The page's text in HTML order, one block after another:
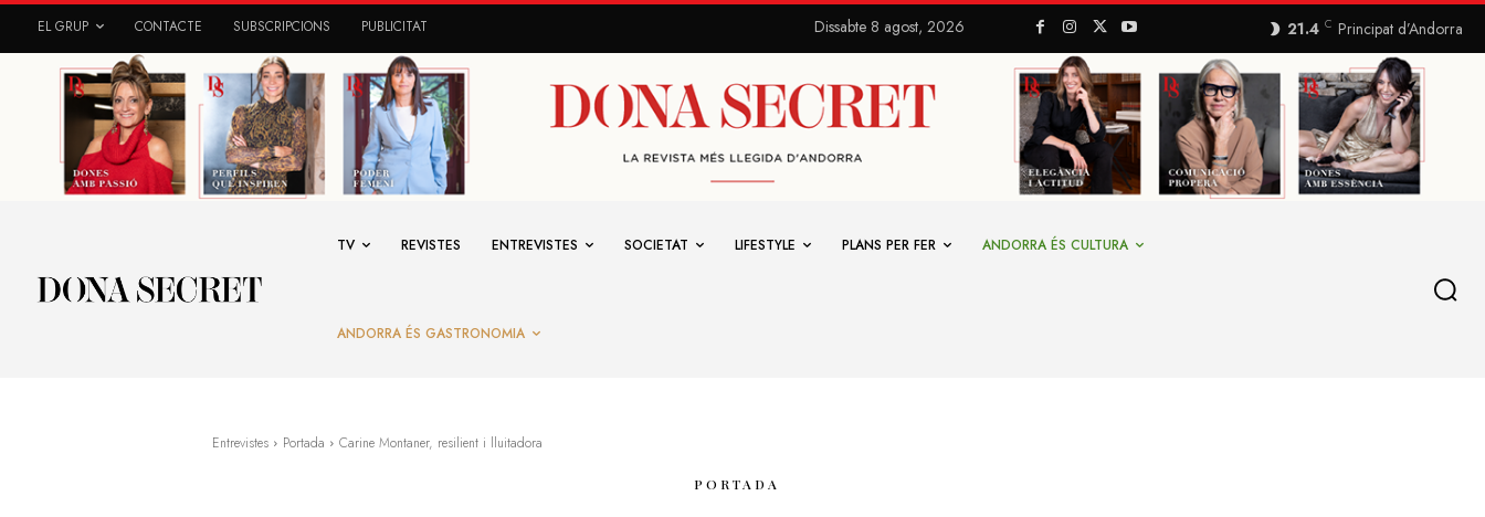
EL GRUP CONTACTE SUBSCRIPCIONS PUBLICITAT Dissabte 8 agost, 2026 21.4 C Principat d’Andorra
TV REVISTES ENTREVISTES SOCIETAT LIFESTYLE PLANS PER FER ANDORRA ÉS CULTURA
ANDORRA ÉS GASTRONOMIA
Entrevistes Portada Carine Montaner, resilient i lluitadora
PORTADA